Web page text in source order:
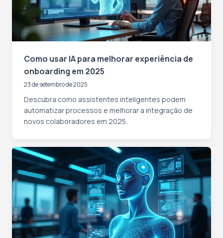
Como usar IA para melhorar experiência de
onboarding em 2025
23 de setembro de 2025
Descubra como assistentes inteligentes podem
automatizar processos e melhorar a integração de
novos colaboradores em 2025.